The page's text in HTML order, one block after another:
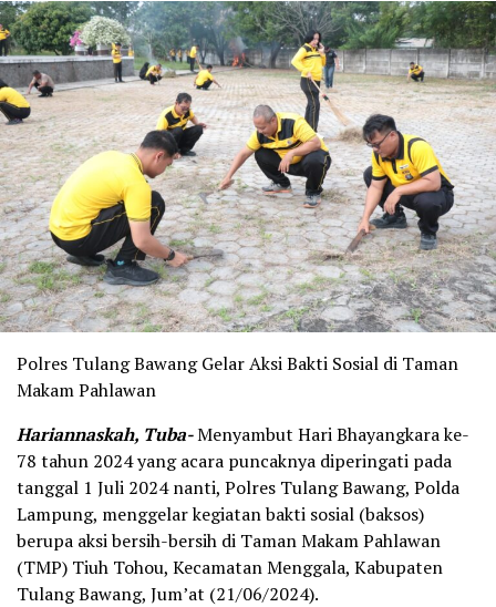
Polres Tulang Bawang Gelar Aksi Bakti Sosial di Taman
Makam Pahlawan
Hariannaskah, Tuba-Menyambut Hari Bhayangkara ke-
78 tahun 2024 yang acara puncaknya diperingati pada
tanggal 1 Juli 2024 nanti, Polres Tulang Bawang, Polda
Lampung, menggelar kegiatan bakti sosial (baksos)
berupa aksi bersih-bersih di Taman Makam Pahlawan
(TMP) Tiuh Tohou, Kecamatan Menggala, Kabupaten
Tulang Bawang, Jum’at (21/06/2024).